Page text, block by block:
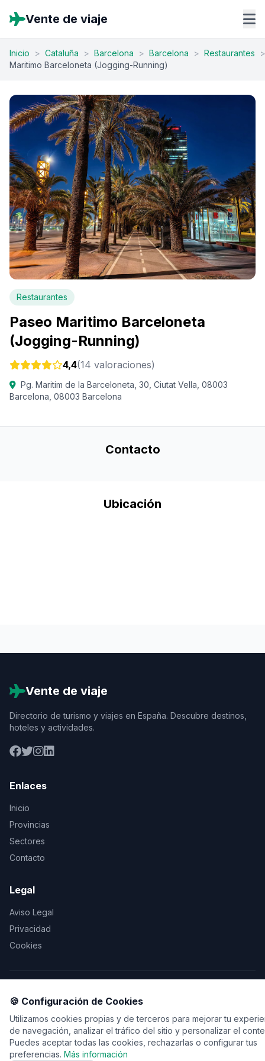
Vente de viaje
Inicio > Cataluña > Barcelona > Barcelona > Restaurantes
>
Maritimo Barceloneta (Jogging-Running)
Restaurantes
Paseo Maritimo Barceloneta
(Jogging-Running)
4,4(14 valoraciones)
Pg. Maritim de la Barceloneta, 30, Ciutat Vella, 08003
Barcelona, 08003 Barcelona
Contacto
Ubicación
Vente de viaje
Directorio de turismo y viajes en España. Descubre destinos,
hoteles y actividades.
Enlaces
Inicio
Provincias
Sectores
Contacto
Legal
Aviso Legal
Privacidad
Cookies
© 2026 Vente de viaje. Todos los derechos reservados.
🍪 Configuración de Cookies
Utilizamos cookies propias y de terceros para mejorar tu
de navegación, analizar el tráfico del sitio y personalizar el
Puedes aceptar todas las cookies, rechazarlas o configurar tus
preferencias. Más información